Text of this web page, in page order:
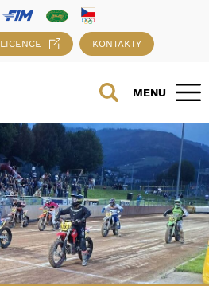
LICENCE KONTAKTY
MENU